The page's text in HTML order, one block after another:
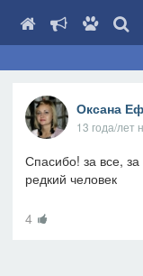
Оксана
13 года/лет
Спасибо! за все,
редкий человек
4